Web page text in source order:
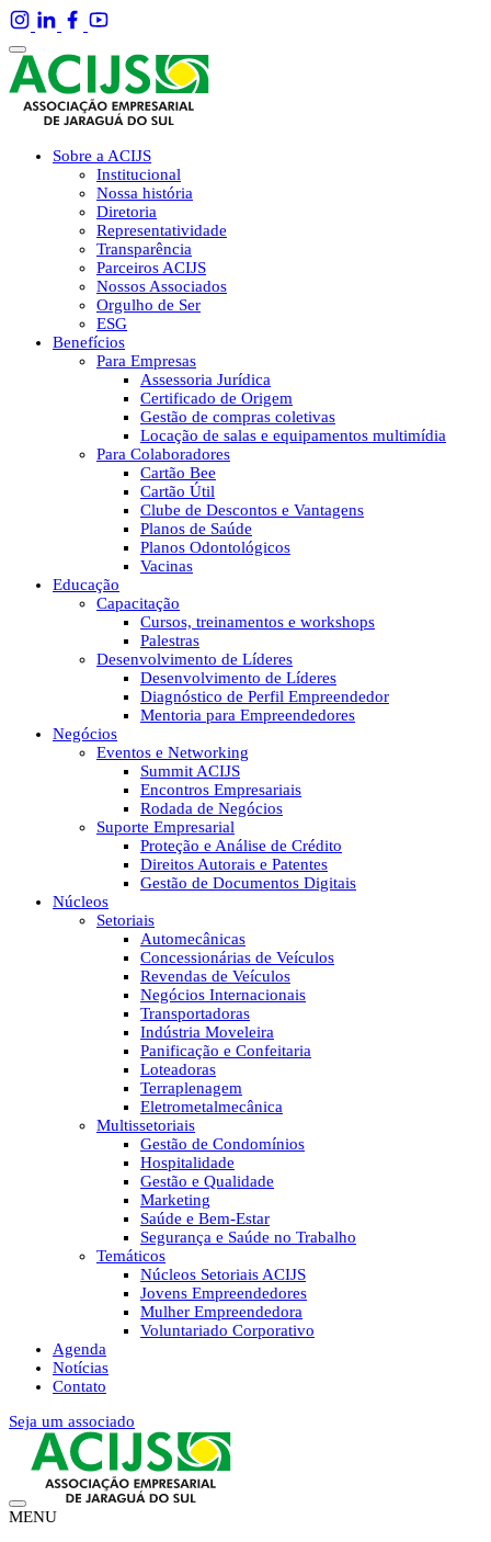
Sobre a ACIJS
Institucional
Nossa história
Diretoria
Representatividade
Transparência
Parceiros ACIJS
Nossos Associados
Orgulho de Ser
ESG
Benefícios
Para Empresas
Assessoria Jurídica
Certificado de Origem
Gestão de compras coletivas
Locação de salas e equipamentos multimídia
Para Colaboradores
Cartão Bee
Cartão Útil
Clube de Descontos e Vantagens
Planos de Saúde
Planos Odontológicos
Vacinas
Educação
Capacitação
Cursos, treinamentos e workshops
Palestras
Desenvolvimento de Líderes
Desenvolvimento de Líderes
Diagnóstico de Perfil Empreendedor
Mentoria para Empreendedores
Negócios
Eventos e Networking
Summit ACIJS
Encontros Empresariais
Rodada de Negócios
Suporte Empresarial
Proteção e Análise de Crédito
Direitos Autorais e Patentes
Gestão de Documentos Digitais
Núcleos
Setoriais
Automecânicas
Concessionárias de Veículos
Revendas de Veículos
Negócios Internacionais
Transportadoras
Indústria Moveleira
Panificação e Confeitaria
Loteadoras
Terraplenagem
Eletrometalmecânica
Multissetoriais
Gestão de Condomínios
Hospitalidade
Gestão e Qualidade
Marketing
Saúde e Bem-Estar
Segurança e Saúde no Trabalho
Temáticos
Núcleos Setoriais ACIJS
Jovens Empreendedores
Mulher Empreendedora
Voluntariado Corporativo
Agenda
Notícias
Contato
Seja um associado
MENU